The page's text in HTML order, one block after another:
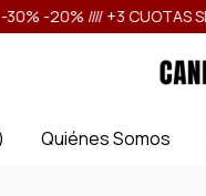
+3 CUOTAS SIN INTERES
Quiénes Somos